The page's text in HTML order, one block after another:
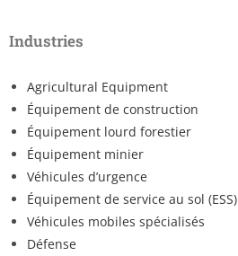
Industries
Agricultural Equipment
Équipement de construction
Équipement lourd forestier
Équipement minier
Véhicules d’urgence
Équipement de service au sol (ESS)
Véhicules mobiles spécialisés
Défense